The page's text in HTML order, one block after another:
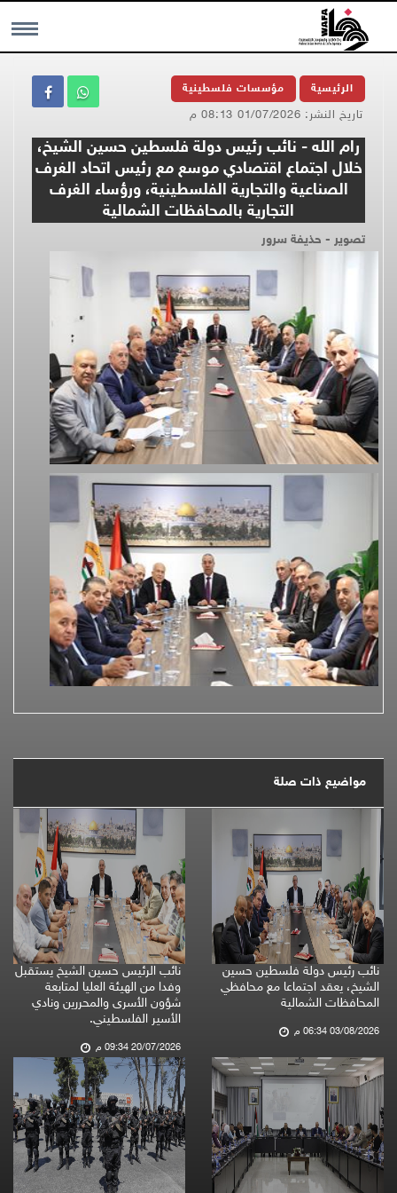
MENU الرئيسية مؤسسات فلسطينية
تاريخ النشر: 01/07/2026 08:13 م
رام الله - نائب رئيس دولة فلسطين حسين الشيخ،
خلال اجتماع اقتصادي موسع مع رئيس اتحاد الغرف
الصناعية والتجارية الفلسطينية، ورؤساء الغرف
التجارية بالمحافظات الشمالية
تصوير - حذيفة سرور
مواضيع ذات صلة
نائب رئيس دولة فلسطين حسين
الشيخ، يعقد اجتماعا مع محافظي
المحافظات الشمالية
03/08/2026 06:34 م
نائب الرئيس حسين الشيخ يستقبل
وفدا من الهيئة العليا لمتابعة
شؤون الأسرى والمحررين ونادي
الأسير الفلسطيني.
20/07/2026 09:34 م